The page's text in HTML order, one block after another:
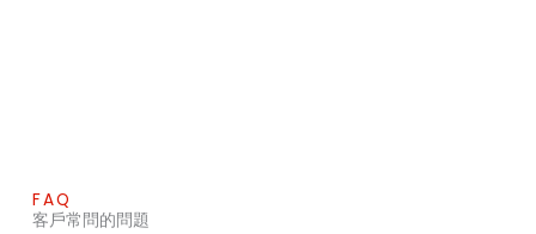
FAQ
客戶常問的問題